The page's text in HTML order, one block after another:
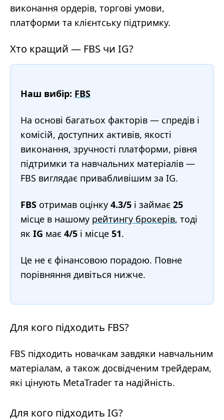
виконання ордерів, торгові умови,
платформи та клієнтську підтримку.
Хто кращий — FBS чи IG?
Наш вибір: FBS
На основі багатьох факторів — спредів і
комісій, доступних активів, якості
виконання, зручності платформи, рівня
підтримки та навчальних матеріалів —
FBS виглядає привабливішим за IG.
FBS отримав оцінку 4.3/5 і займає 25
місце в нашому рейтингу брокерів, тоді
як IG має 4/5 і місце 51.
Це не є фінансовою порадою. Повне
порівняння дивіться нижче.
Для кого підходить FBS?
FBS підходить новачкам завдяки навчальним
матеріалам, а також досвідченим трейдерам,
які цінують MetaTrader та надійність.
Для кого підходить IG?